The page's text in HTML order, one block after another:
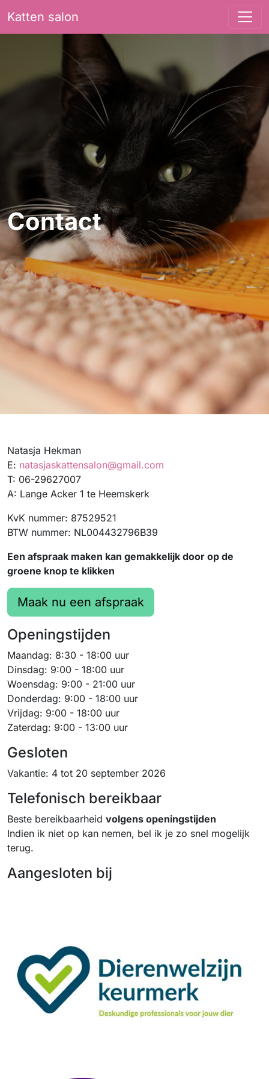
Katten salon
Contact
Natasja Hekman
E: natasjaskattensalon@gmail.com
T: 06-29627007
A: Lange Acker 1 te Heemskerk
KvK nummer: 87529521
BTW nummer: NL004432796B39
Een afspraak maken kan gemakkelijk door op de
groene knop te klikken
Maak nu een afspraak
Openingstijden
Maandag: 8:30 - 18:00 uur
Dinsdag: 9:00 - 18:00 uur
Woensdag: 9:00 - 21:00 uur
Donderdag: 9:00 - 18:00 uur
Vrijdag: 9:00 - 18:00 uur
Zaterdag: 9:00 - 13:00 uur
Gesloten
Vakantie: 4 tot 20 september 2026
Telefonisch bereikbaar
Beste bereikbaarheid volgens openingstijden
Indien ik niet op kan nemen, bel ik je zo snel mogelijk
terug.
Aangesloten bij